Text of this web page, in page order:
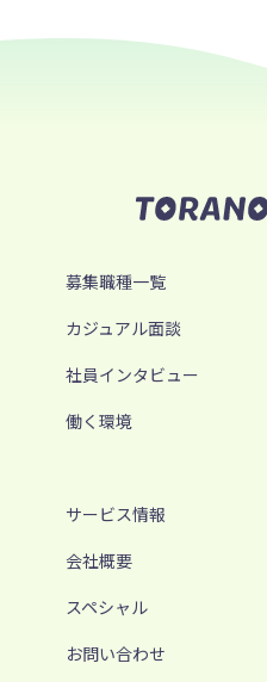
募集職種一覧
カジュアル面談
社員インタビュー
働く環境
サービス情報
会社概要
スペシャル
お問い合わせ